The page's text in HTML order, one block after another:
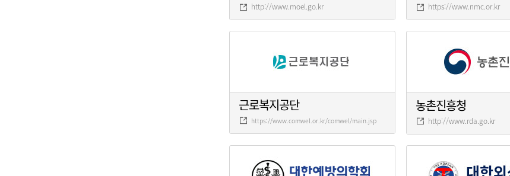
http://www.moel.go.kr https://www.nmc.or.kr
근로복지공단
https://www.comwel.or.kr/comwel/main.jsp
농촌진흥청
http://www.rda.go.kr